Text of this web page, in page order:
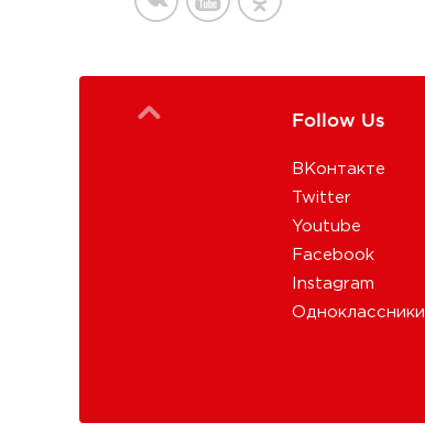
Follow Us
ВКонтакте
Twitter
Youtube
Facebook
Instagram
Одноклассники